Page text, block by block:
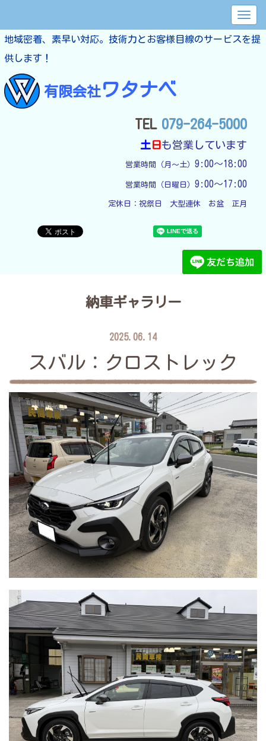
地域密着、素早い対応。技術力とお客様目線のサービスを提
供します！
有限会社ワタナベ
TEL 079-264-5000
土日も営業しています
営業時間（月～土） 9:00～18:00
営業時間（日曜日） 9:00～17:00
定休日： 祝祭日　大型連休　お盆　正月
納車ギャラリー
2025.06.14
スバル：クロストレック